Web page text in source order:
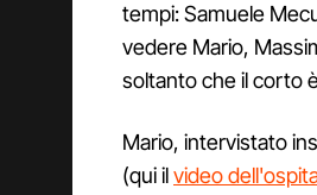
tempi: Samuele
vedere Mario,
soltanto che il corto
Mario, intervistato
(qui ilvideo